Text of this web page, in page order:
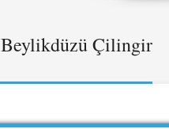
Beylikdüzü Çilingir